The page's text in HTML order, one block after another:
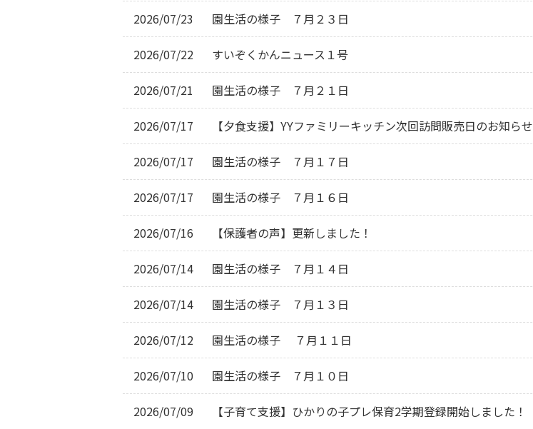
2026/07/23 園生活の様子　７月２３日
2026/07/22 すいぞくかんニュース１号
2026/07/21 園生活の様子　７月２１日
2026/07/17 【夕食支援】YYファミリーキッチン次回訪問販売日のお知らせ
2026/07/17 園生活の様子　７月１７日
2026/07/17 園生活の様子　７月１６日
2026/07/16 【保護者の声】更新しました！
2026/07/14 園生活の様子　７月１４日
2026/07/14 園生活の様子　７月１３日
2026/07/12 園生活の様子 　７月１１日
2026/07/10 園生活の様子　７月１０日
2026/07/09 【子育て支援】ひかりの子プレ保育2学期登録開始しました！